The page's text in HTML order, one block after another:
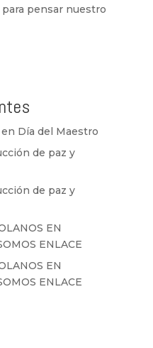
para pensar nuestro
en Día del Maestro
de paz y
de paz y
EN
ENLACE
EN
ENLACE